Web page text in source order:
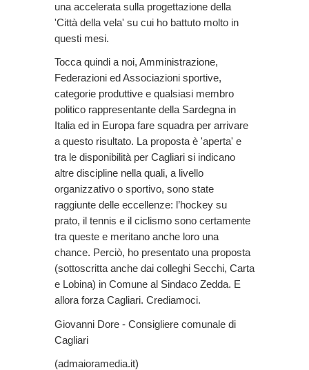
una accelerata sulla progettazione della
'Città della vela' su cui ho battuto molto in
questi mesi.
Tocca quindi a noi, Amministrazione,
Federazioni ed Associazioni sportive,
categorie produttive e qualsiasi membro
politico rappresentante della Sardegna in
Italia ed in Europa fare squadra per arrivare
a questo risultato. La proposta è 'aperta' e
tra le disponibilità per Cagliari si indicano
altre discipline nella quali, a livello
organizzativo o sportivo, sono state
raggiunte delle eccellenze: l’hockey su
prato, il tennis e il ciclismo sono certamente
tra queste e meritano anche loro una
chance. Perciò, ho presentato una proposta
(sottoscritta anche dai colleghi Secchi, Carta
e Lobina) in Comune al Sindaco Zedda. E
allora forza Cagliari. Crediamoci.
Giovanni Dore - Consigliere comunale di
Cagliari
(admaioramedia.it)